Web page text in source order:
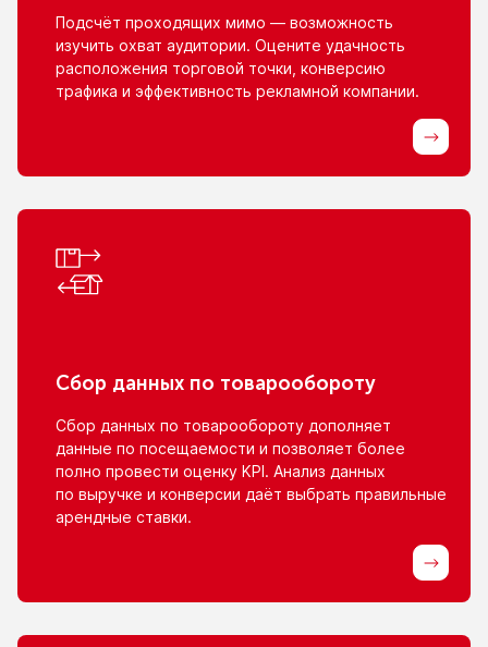
Подсчёт проходящих мимо — возможность
изучить охват аудитории. Оцените удачность
расположения торговой точки, конверсию
трафика и эффективность рекламной компании.
Сбор данных по товарообороту
Сбор данных по товарообороту дополняет
данные по посещаемости и позволяет более
полно провести оценку KPI. Анализ данных
по выручке и конверсии даёт выбрать правильные
арендные ставки.